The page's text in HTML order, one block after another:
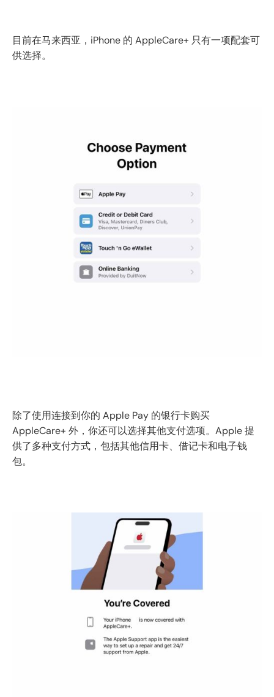
目前在马来西亚，iPhone 的 AppleCare+ 只有一项配套可
供选择。
除了使用连接到你的 Apple Pay 的银行卡购买
AppleCare+ 外，你还可以选择其他支付选项。Apple 提
供了多种支付方式，包括其他信用卡、借记卡和电子钱
包。